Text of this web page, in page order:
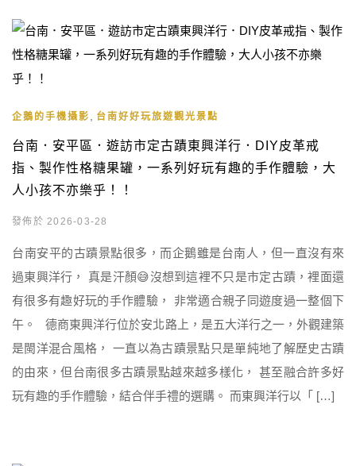
企鵝的手機攝影 台南好好玩旅遊觀光景點
台南．安平區．遊訪市定古蹟東興洋行．DIY皮革戒
指、製作性格糖果罐，一系列好玩有趣的手作體驗，大
人小孩不亦樂乎！！
發佈於 2026-03-28
台南安平的古蹟景點很多，而企鵝雖是台南人，但一直沒有來
過東興洋行， 真是汗顏😅沒想到這裡不只是市定古蹟，裡面還
有很多有趣好玩的手作體驗， 非常適合親子同遊度過一整個下
午。 德商東興洋行位於安北路上，是五大洋行之一，外觀建築
是閩洋混合風格， 一直以為古蹟景點只是單純地了解歷史古蹟
的由來，但台南很多古蹟景點越來越多樣化， 甚至融合許多好
玩有趣的手作體驗，結合伴手禮的選購。 而東興洋行以「 […]